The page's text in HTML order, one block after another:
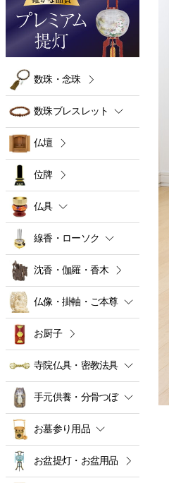
数珠・念珠
数珠ブレスレット
仏壇
位牌
仏具
線香・ローソク
沈香・伽羅・香木
仏像・掛軸・ご本尊
お厨子
寺院仏具・密教法具
手元供養・分骨つぼ
お墓参り用品
お盆提灯・お盆用品